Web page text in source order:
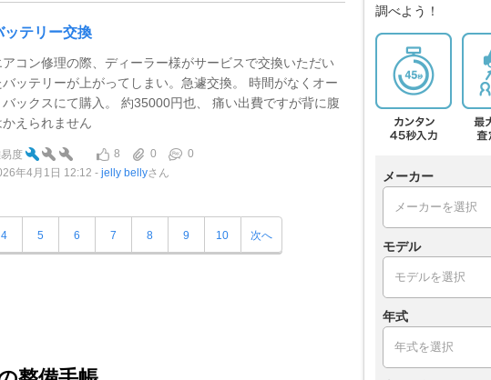
ッテリー交換
アコン修理の際、ディーラー様がサービスで交換いただい
バッテリーが上がってしまい。急遽交換。 時間がなくオー
バックスにて購入。 約35000円也、 痛い出費ですが背に腹
かえられません
度 8 0
0
年4月1日 12:12
jelly bellyさん
4 5 6 7 8 9 10 次へ
調べよう！
メーカー
モデル
年式